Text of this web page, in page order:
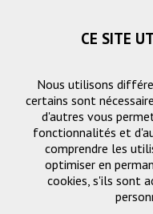
Support
CE SITE
Nous utilisons
certains sont
d'autres vous
fonctionnalités et
comprendre les
optimiser en
cookies, s'ils sont